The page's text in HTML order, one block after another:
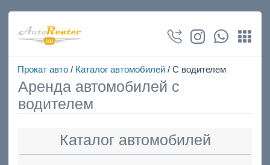
Прокат авто/ Каталог автомобилей/ С водителем
Аренда автомобилей с
водителем
Каталог автомобилей